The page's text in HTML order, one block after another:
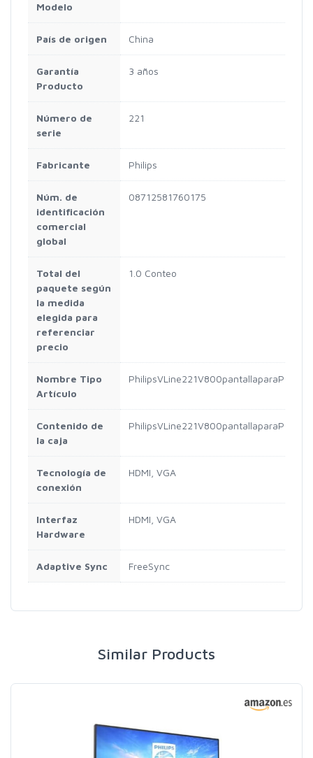
Modelo
País de origen China
Garantía
Producto
3 años
Número de
serie
221
Fabricante Philips
Núm. de
identificación
comercial
global
08712581760175
Total del
paquete según
la medida
elegida para
referenciar
precio
1.0 Conteo
Nombre Tipo
Artículo
Contenido de
la caja
Tecnología de
conexión
HDMI, VGA
Interfaz
Hardware
HDMI, VGA
Adaptive Sync FreeSync
Similar Products